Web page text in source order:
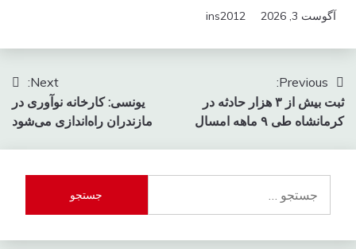
آگوست 3, 2026 ins2012
راهبری
نوشته
Previous:
ثبت بیش از ۳ هزار حادثه در
کرمانشاه طی ۹ ماهه امسال
Next:
یونسی: کارخانه نوآوری در
مازندران راه‌اندازی می‌شود
برای: